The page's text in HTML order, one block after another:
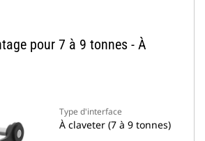
pour 7 à 9 tonnes - À
Type d'interface
À claveter (7 à 9 tonnes)